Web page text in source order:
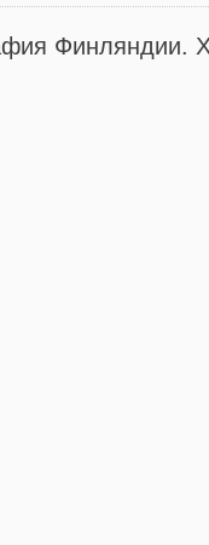
Финляндии.